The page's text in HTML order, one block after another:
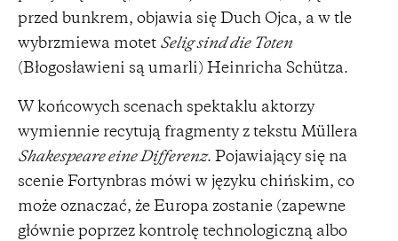
przed bunkrem, objawia się Duch Ojca, a w tle
wybrzmiewa motet Selig sind die Toten
(Błogosławieni są umarli) Heinricha Schütza.
W końcowych scenach spektaklu aktorzy
wymiennie recytują fragmenty z tekstu Müllera
Shakespeare eine Differenz. Pojawiający się na
scenie Fortynbras mówi w języku chińskim, co
może oznaczać, że Europa zostanie (zapewne
głównie poprzez kontrolę technologiczną albo